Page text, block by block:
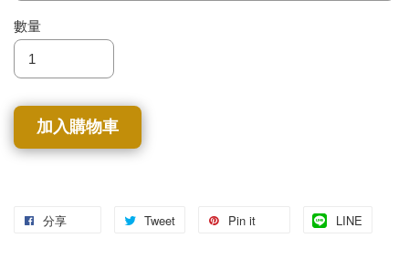
數量
加入購物車
分享 Tweet Pin it LINE